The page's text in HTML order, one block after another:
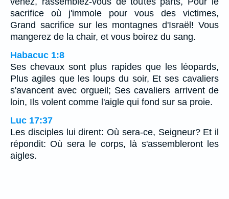
sacrifice où j'immole pour vous des victimes,
Grand sacrifice sur les montagnes d'Israël! Vous
mangerez de la chair, et vous boirez du sang.
Habacuc 1:8
Ses chevaux sont plus rapides que les léopards,
Plus agiles que les loups du soir, Et ses cavaliers
s'avancent avec orgueil; Ses cavaliers arrivent de
loin, Ils volent comme l'aigle qui fond sur sa proie.
Luc 17:37
Les disciples lui dirent: Où sera-ce, Seigneur? Et il
répondit: Où sera le corps, là s'assembleront les
aigles.